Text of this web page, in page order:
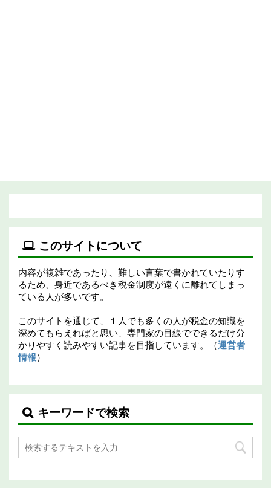
このサイトについて
内容が複雑であったり、難しい言葉で書かれていたりす
るため、身近であるべき税金制度が遠くに離れてしまっ
ている人が多いです。
このサイトを通じて、１人でも多くの人が税金の知識を
深めてもらえればと思い、専門家の目線でできるだけ分
かりやすく読みやすい記事を目指しています。（運営者
情報）
キーワードで検索